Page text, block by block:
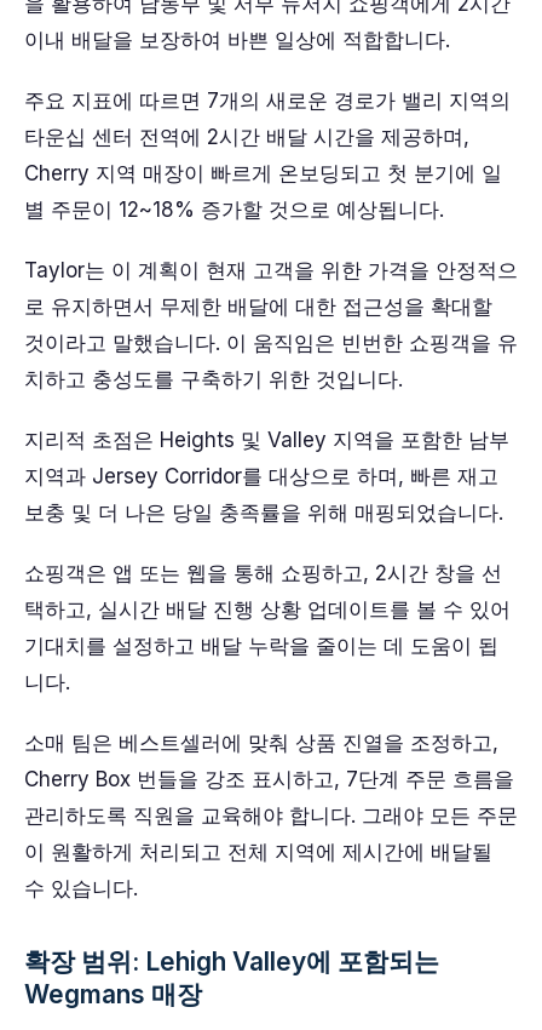
이내 배달을 보장하여 바쁜 일상에 적합합니다.
주요 지표에 따르면 7개의 새로운 경로가 밸리 지역의
타운십 센터 전역에 2시간 배달 시간을 제공하며,
Cherry 지역 매장이 빠르게 온보딩되고 첫 분기에 일
별 주문이 12~18% 증가할 것으로 예상됩니다.
Taylor는 이 계획이 현재 고객을 위한 가격을 안정적으
로 유지하면서 무제한 배달에 대한 접근성을 확대할
것이라고 말했습니다. 이 움직임은 빈번한 쇼핑객을 유
치하고 충성도를 구축하기 위한 것입니다.
지리적 초점은 Heights 및 Valley 지역을 포함한 남부
지역과 Jersey Corridor를 대상으로 하며, 빠른 재고
보충 및 더 나은 당일 충족률을 위해 매핑되었습니다.
쇼핑객은 앱 또는 웹을 통해 쇼핑하고, 2시간 창을 선
택하고, 실시간 배달 진행 상황 업데이트를 볼 수 있어
기대치를 설정하고 배달 누락을 줄이는 데 도움이 됩
니다.
소매 팀은 베스트셀러에 맞춰 상품 진열을 조정하고,
Cherry Box 번들을 강조 표시하고, 7단계 주문 흐름을
관리하도록 직원을 교육해야 합니다. 그래야 모든 주문
이 원활하게 처리되고 전체 지역에 제시간에 배달될
수 있습니다.
확장 범위: Lehigh Valley에 포함되는
Wegmans 매장